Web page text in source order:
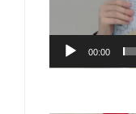
00:00